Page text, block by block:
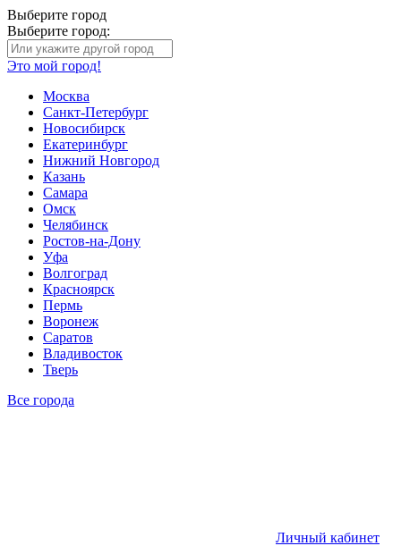
Выберите город
Выберите город:
Это мой город!
Москва
Санкт-Петербург
Новосибирск
Екатеринбург
Нижний Новгород
Казань
Самара
Омск
Челябинск
Ростов-на-Дону
Уфа
Волгоград
Красноярск
Пермь
Воронеж
Саратов
Владивосток
Тверь
Все города
Личный кабинет